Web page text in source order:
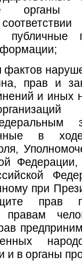
органы
фактов
прав и
и иных
в
при
прав
правам
и в органы